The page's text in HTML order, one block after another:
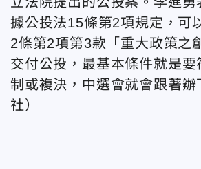
據公投法15條第2項規定，可
2條第2項第3款「重大政策之
交付公投，最基本條件就是要
制或複決，中選會就會跟著辦
社）